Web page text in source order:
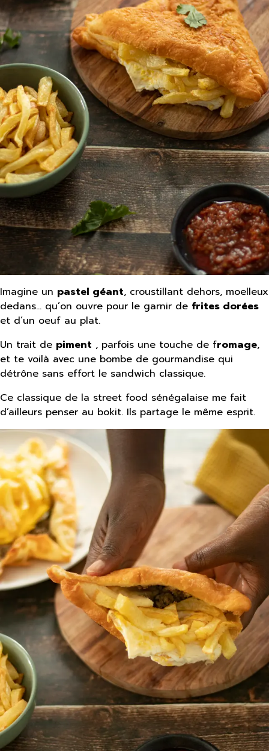
Imagine un pastel géant, croustillant dehors, moelleux
dedans… qu’on ouvre pour le garnir de frites dorées
et d’un oeuf au plat.
Un trait de piment , parfois une touche de fromage,
et te voilà avec une bombe de gourmandise qui
détrône sans effort le sandwich classique.
Ce classique de la street food sénégalaise me fait
d’ailleurs penser au bokit. Ils partage le même esprit.